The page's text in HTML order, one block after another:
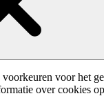
voorkeuren voor het
over cookies